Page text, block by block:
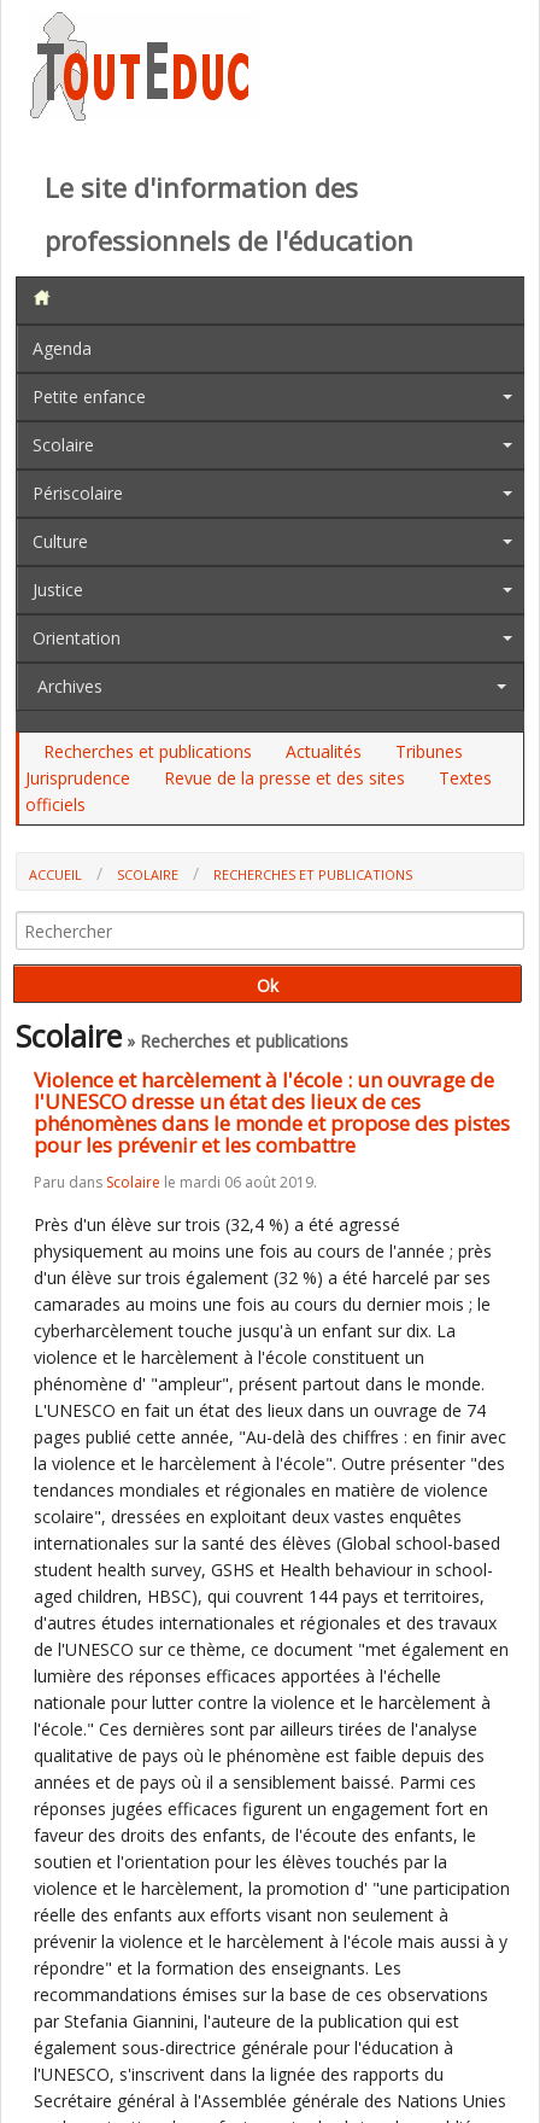
Le site d'information des
professionnels de l'éducation
Agenda
Petite enfance
Scolaire
Périscolaire
Culture
Justice
Orientation
Archives
Recherches et publications Actualités
Tribunes
Jurisprudence
Revue de la presse et des sites
Textes
officiels
ACCUEIL SCOLAIRE
RECHERCHES ET PUBLICATIONS
DRESSE UN ÉTAT DES LIEUX DE CES PHÉNOMÈNES DANS LE MONDE ET
PROPOSE DES PISTES POUR LES PRÉVENIR ET LES COMBATTRE
Scolaire» Recherches et publications
Violence et harcèlement à l'école : un ouvrage de
l'UNESCO dresse un état des lieux de ces
phénomènes dans le monde et propose des pistes
pour les prévenir et les combattre
Paru dans Scolaire le mardi 06 août 2019.
Près d'un élève sur trois (32,4 %) a été agressé
physiquement au moins une fois au cours de l'année ; près
d'un élève sur trois également (32 %) a été harcelé par ses
camarades au moins une fois au cours du dernier mois ; le
cyberharcèlement touche jusqu'à un enfant sur dix. La
violence et le harcèlement à l'école constituent un
phénomène d' "ampleur", présent partout dans le monde.
L'UNESCO en fait un état des lieux dans un ouvrage de 74
pages publié cette année, "Au-delà des chiffres : en finir avec
la violence et le harcèlement à l'école". Outre présenter "des
tendances mondiales et régionales en matière de violence
scolaire", dressées en exploitant deux vastes enquêtes
internationales sur la santé des élèves (Global school-based
student health survey, GSHS et Health behaviour in school-
aged children, HBSC), qui couvrent 144 pays et territoires,
d'autres études internationales et régionales et des travaux
de l'UNESCO sur ce thème, ce document "met également en
lumière des réponses efficaces apportées à l'échelle
nationale pour lutter contre la violence et le harcèlement à
l'école." Ces dernières sont par ailleurs tirées de l'analyse
qualitative de pays où le phénomène est faible depuis des
années et de pays où il a sensiblement baissé. Parmi ces
réponses jugées efficaces figurent un engagement fort en
faveur des droits des enfants, de l'écoute des enfants, le
soutien et l'orientation pour les élèves touchés par la
violence et le harcèlement, la promotion d' "une participation
réelle des enfants aux efforts visant non seulement à
prévenir la violence et le harcèlement à l'école mais aussi à y
répondre" et la formation des enseignants. Les
recommandations émises sur la base de ces observations
par Stefania Giannini, l'auteure de la publication qui est
également sous-directrice générale pour l'éducation à
l'UNESCO, s'inscrivent dans la lignée des rapports du
Secrétaire général à l'Assemblée générale des Nations Unies